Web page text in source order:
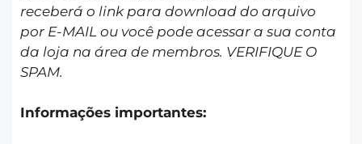
receberá o link para download do arquivo
por E-MAIL ou você pode acessar a sua conta
da loja na área de membros. VERIFIQUE O
SPAM.
Informações importantes: